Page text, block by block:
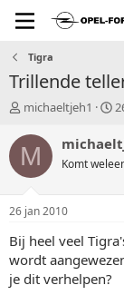
Tigra
Trillende
T
p
i
t
a
r
t
e
r
michaeltjeh1
S
a
t
u
M Komt
26 jan 2010
Bij heel veel
wordt
je dit verhelpen?